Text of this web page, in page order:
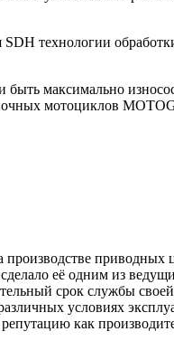
технологии
максимально
мотоциклов
её одним из
срок службы
условиях
как